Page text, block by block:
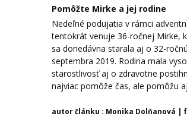
Pomôžte Mirke a jej rodine
Nedeľné podujatia v rámci
tentokrát venuje 36-ročnej Mirke,
sa donedávna starala aj o 32-
septembra 2019. Rodina mala
starostlivosť aj o zdravotne
najviac pomôže čas, ale pomôžu
autor článku : Monika Dolňanová |